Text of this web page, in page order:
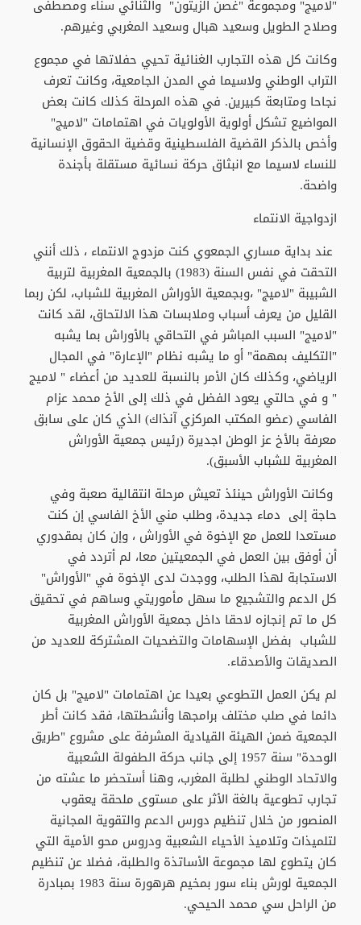
"لاميج" ومجموعة "غصن الزيتون" والثنائي سناء ومصطفى
وصلاح الطويل وسعيد هبال وسعيد المغربي وغيرهم.
وكانت كل هذه التجارب الغنائية تحيي حفلاتها في مجموع
التراب الوطني ولاسيما في المدن الجامعية، وكانت تعرف
نجاحا ومتابعة كبيرين. في هذه المرحلة كذلك كانت بعض
المواضيع تشكل أولوية الأولويات في اهتمامات "لاميج"
وأخص بالذكر القضية الفلسطينية وقضية الحقوق الإنسانية
للنساء لاسيما مع انبثاق حركة نسائية مستقلة بأجندة
واضحة.
ازدواجية الانتماء
عند بداية مساري الجمعوي كنت مزدوج الانتماء ، ذلك أنني
التحقت في نفس السنة (1983) بالجمعية المغربية لتربية
الشبيبة "لاميج" ،وبجمعية الأوراش المغربية للشباب، لكن ربما
القليل من يعرف أسباب وملابسات هذا الالتحاق، لقد كانت
"لاميج" السبب المباشر في التحاقي بالأوراش بما يشبه
"التكليف بمهمة" أو ما يشبه نظام "الإعارة" في المجال
الرياضي، وكذلك كان الأمر بالنسبة للعديد من أعضاء " لاميج
" و في حالتي يعود الفضل في ذلك إلى الأخ محمد عزام
الفاسي (عضو المكتب المركزي آنذاك) الذي كان على سابق
معرفة بالأخ عز الوطن اجديرة (رئيس جمعية الأوراش
المغربية للشباب الأسبق).
وكانت الأوراش حينئذ تعيش مرحلة انتقالية صعبة وفي
حاجة إلى دماء جديدة، وطلب مني الأخ الفاسي إن كنت
مستعدا للعمل مع الإخوة في الأوراش ، وإن كان بمقدوري
أن أوفق بين العمل في الجمعيتين معا، لم أتردد في
الاستجابة لهذا الطلب، ووجدت لدى الإخوة في "الأوراش"
كل الدعم والتشجيع ما سهل مأموريتي وساهم في تحقيق
كل ما تم إنجازه لاحقا داخل جمعية الأوراش المغربية
للشباب بفضل الإسهامات والتضحيات المشتركة للعديد من
الصديقات والأصدقاء.
لم يكن العمل التطوعي بعيدا عن اهتمامات "لاميج" بل كان
دائما في صلب مختلف برامجها وأنشطتها، فقد كانت أطر
الجمعية ضمن الهيئة القيادية المشرفة على مشروع "طريق
الوحدة" سنة 1957 إلى جانب حركة الطفولة الشعبية
والاتحاد الوطني لطلبة المغرب، وهنا أستحضر ما عشته من
تجارب تطوعية بالغة الأثر على مستوى ملحقة يعقوب
المنصور من خلال تنظيم دورس الدعم والتقوية المجانية
لتلميذات وتلاميذ الأحياء الشعبية ودروس محو الأمية التي
كان يتطوع لها مجموعة الأساتذة والطلبة، فضلا عن تنظيم
الجمعية لورش بناء سور بمخيم هرهورة سنة 1983 بمبادرة
من الراحل سي محمد الحيحي.